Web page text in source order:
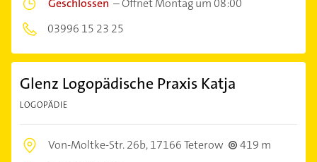
Geschlossen –Öffnet Montag um 08:00
03996 15 23 25
Glenz Logopädische Praxis Katja
LOGOPÄDIE
Von-Moltke-Str. 26b,17166 Teterow
419 m